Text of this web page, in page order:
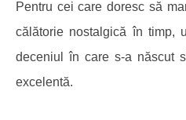
Pentru cei care doresc să
călătorie nostalgică în timp,
deceniul în care s-a născut
excelentă.